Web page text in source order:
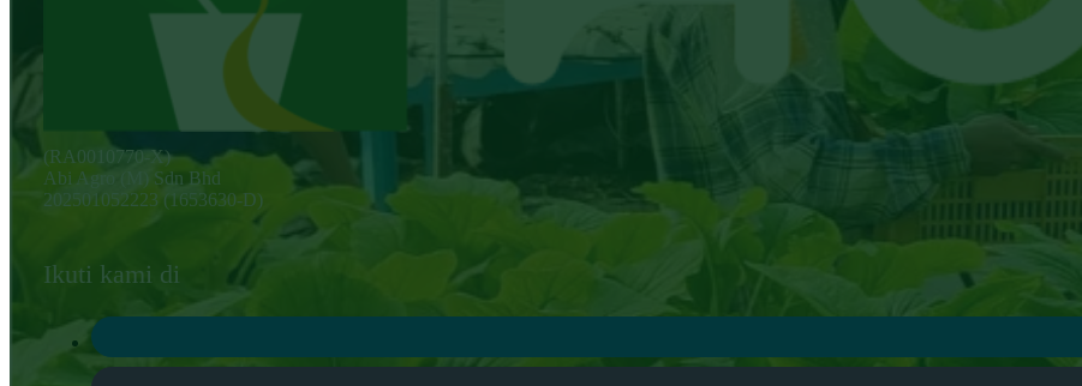
(RA0010770-X)
Abi Agro (M) Sdn Bhd
202501052223 (1653630-D)
Ikuti kami di